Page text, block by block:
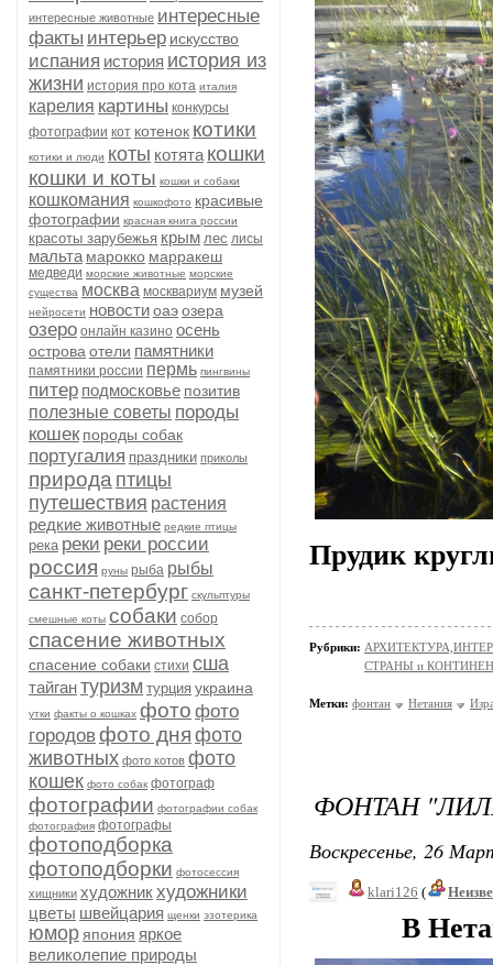
интересные животные интересные
факты интерьер искусство
испания история история из
жизни история про кота италия
карелия картины конкурсы
фотографии кот котенок котики
котики и люди коты котята кошки
кошки и коты кошки и собаки
кошкомания кошкофото красивые
фотографии красная книга россии
красоты зарубежья крым лес лисы
мальта марокко марракеш
медведи морские животные морские
существа москва москвариум музей
нейросети новостиоаэозера
озеро онлайн казино осень
острова отели памятники
памятники россии пермь пингвины
питер подмосковье позитив
полезные советы породы
кошек породы собак
португалия праздники приколы
природа птицы
путешествия растения
редкие животные редкие птицы
река реки реки россии
россия руны рыба рыбы
санкт-петербург скульптуры
смешные коты собаки собор
спасение животных
спасение собаки стихи сша
тайгантуризм турция украина
утки факты о кошках фото фото
городовфото дня фото
животных фото котов фото
кошек фото собак фотограф
фотографии фотографии собак
фотография фотографы
фотоподборка
фотоподборки фотосессия
хищники художникхудожники
цветы швейцария щенки эзотерика
юмор япония яркое
великолепие природы
Прудик
Рубрики:
СТРАНЫ и
Метки: фонтан Нетания
ФОНТАН
Воскресенье, 26
klari126 (
В Нетании